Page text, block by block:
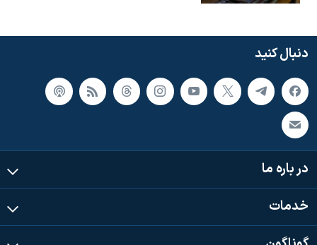
دنبال کنید
در باره ما
خدمات